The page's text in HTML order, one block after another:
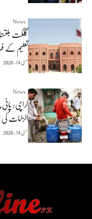
News
گلگت
تعلیم
مئی 14, 2026
News
کراچی:
الزامات
مئی 14, 2026